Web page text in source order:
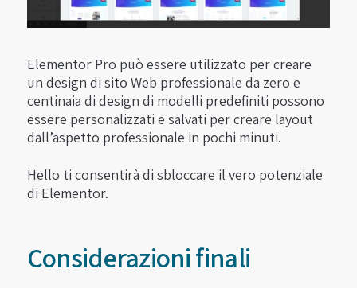
Elementor Pro può essere utilizzato per creare
un design di sito Web professionale da zero e
centinaia di design di modelli predefiniti possono
essere personalizzati e salvati per creare layout
dall’aspetto professionale in pochi minuti.
Hello ti consentirà di sbloccare il vero potenziale
di Elementor.
Considerazioni finali